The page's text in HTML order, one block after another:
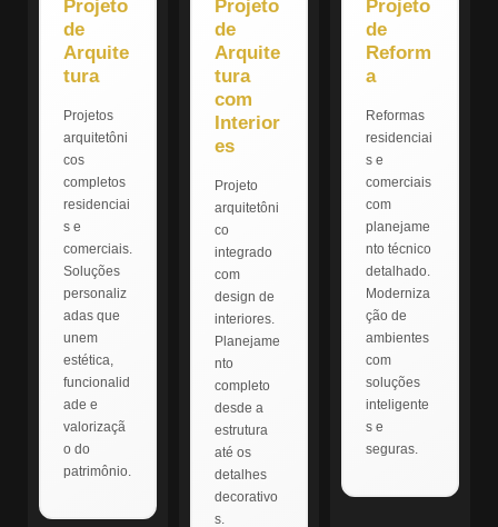
Projeto
de
Arquite
tura
Projetos
arquitetôni
cos
completos
residenciai
s e
comerciais.
Soluções
personaliz
adas que
unem
estética,
funcionalid
ade e
valorizaçã
o do
patrimônio.
Projeto
de
Arquite
tura
com
Interior
es
Projeto
arquitetôni
co
integrado
com
design de
interiores.
Planejame
nto
completo
desde a
estrutura
até os
detalhes
decorativo
s.
Projeto
de
Reform
a
Reformas
residenciai
s e
comerciais
com
planejame
nto técnico
detalhado.
Moderniza
ção de
ambientes
com
soluções
inteligente
s e
seguras.